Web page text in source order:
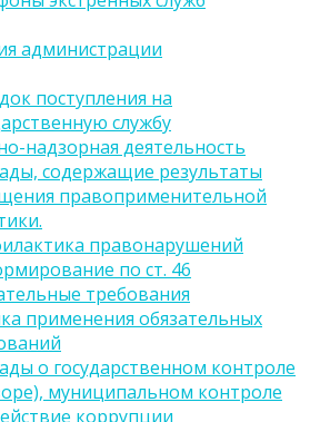
администрации
поступления на
службу
надзорная деятельность
содержащие результаты
правоприменительной
правонарушений
по ст. 46
требования
применения обязательных
о государственном контроле
муниципальном контроле
коррупции